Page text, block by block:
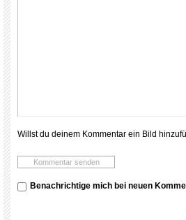
Willst du deinem Kommentar ein Bild
Benachrichtige mich bei neuen